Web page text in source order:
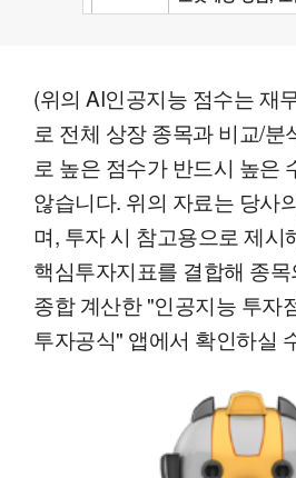
(위의 AI인공지능 점수는 재
로 전체 상장 종목과 비교/분
로 높은 점수가 반드시 높은
않습니다. 위의 자료는 당사
며, 투자 시 참고용으로 제시
핵심투자지표를 결합해 종
종합 계산한 "인공지능 투자
투자공식" 앱에서 확인하실